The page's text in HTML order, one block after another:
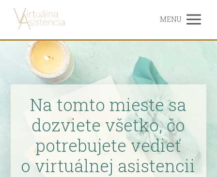
MENU
Na tomto mieste sa
dozviete všetko, čo
potrebujete vedieť
o virtuálnej asistencii